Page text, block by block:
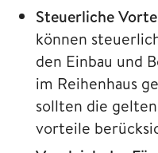
Steuerliche
können
den Einbau und
im Reihenhaus
sollten die
vorteile